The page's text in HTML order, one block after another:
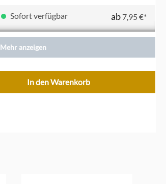
Sofort verfügbar ab 7,95 €*
Sofort verfügbar ab7,95 €*
Sofort verfügbar ab
Sofort verfügbar
Mehr anzeigen
In den Warenkorb